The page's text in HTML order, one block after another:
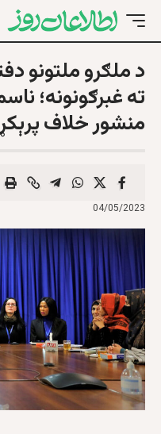
د ملګرو ملتونو
ته غبرګونونه؛
منشور خلاف
04/05/2023